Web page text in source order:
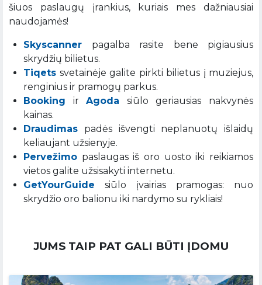
šiuos paslaugų įrankius, kuriais mes dažniausiai
naudojamės!
Skyscanner pagalba rasite bene pigiausius
skrydžių bilietus.
Tiqets svetainėje galite pirkti bilietus į muziejus,
renginius ir pramogų parkus.
Booking irAgoda siūlo geriausias nakvynės
kainas.
Draudimas padės išvengti neplanuotų išlaidų
keliaujant užsienyje.
Pervežimo paslaugas iš oro uosto iki reikiamos
vietos galite užsisakyti internetu.
GetYourGuide siūlo įvairias pramogas: nuo
skrydžio oro balionu iki nardymo su rykliais!
JUMS TAIP PAT GALI BŪTI ĮDOMU